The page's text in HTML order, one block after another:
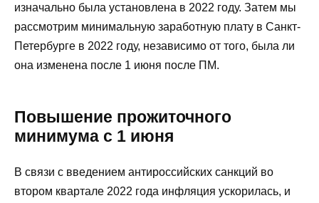
изначально была установлена в 2022 году. Затем мы
рассмотрим минимальную заработную плату в Санкт-
Петербурге в 2022 году, независимо от того, была ли
она изменена после 1 июня после ПМ.
Повышение прожиточного
минимума с 1 июня
В связи с введением антироссийских санкций во
втором квартале 2022 года инфляция ускорилась, и